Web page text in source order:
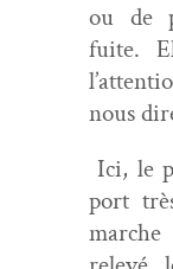
ou de
fuite.
nous
Ici, le
port